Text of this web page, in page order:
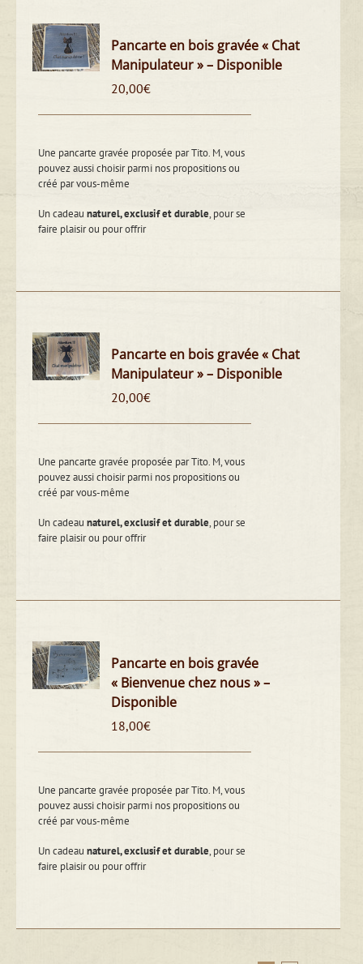
Pancarte en bois gravée « Chat
Manipulateur » – Disponible
20,00€
Une pancarte gravée proposée par Tito. M, vous
pouvez aussi choisir parmi nos propositions ou
créé par vous-même
Un cadeaunaturel, exclusif et durable, pour se
faire plaisir ou pour offrir
Pancarte en bois gravée « Chat
Manipulateur » – Disponible
20,00€
Une pancarte gravée proposée par Tito. M, vous
pouvez aussi choisir parmi nos propositions ou
créé par vous-même
Un cadeaunaturel, exclusif et durable, pour se
faire plaisir ou pour offrir
Pancarte en bois gravée
« Bienvenue chez nous » –
Disponible
18,00€
Une pancarte gravée proposée par Tito. M, vous
pouvez aussi choisir parmi nos propositions ou
créé par vous-même
Un cadeaunaturel, exclusif et durable, pour se
faire plaisir ou pour offrir